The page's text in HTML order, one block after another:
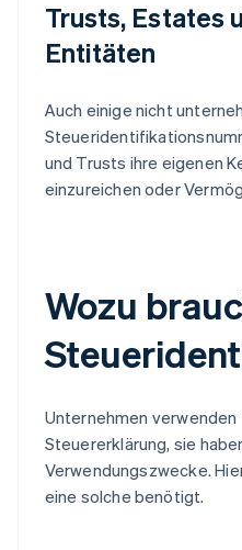
Trusts, Estates
Entitäten
Auch einige nicht
und Trusts ihre eigenen
einzureichen oder
Wozu
Unternehmen
Steuererklärung, sie
Verwendungszwecke.
eine solche benötigt.